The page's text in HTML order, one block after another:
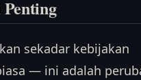
sekadar kebijakan
— ini adalah